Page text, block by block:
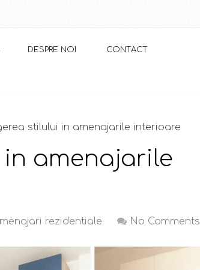
DESPRE NOI CONTACT
stilului in amenajarile interioare
amenajarile
rezidentiale No Comments